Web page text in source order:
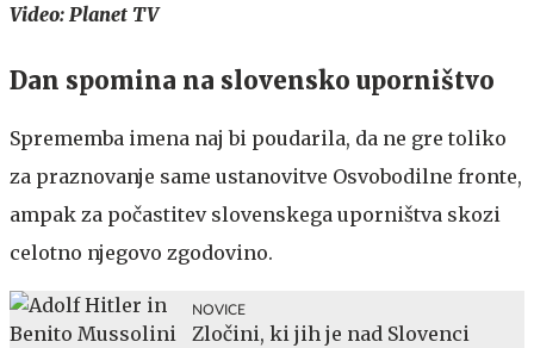
Video: Planet TV
Dan spomina na slovensko uporništvo
Sprememba imena naj bi poudarila, da ne gre toliko
za praznovanje same ustanovitve Osvobodilne fronte,
ampak za počastitev slovenskega uporništva skozi
celotno njegovo zgodovino.
NOVICE
Zločini, ki jih je nad Slovenci